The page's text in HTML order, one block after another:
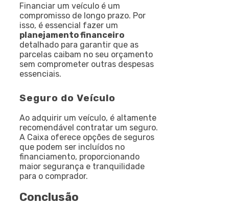
Financiar um veículo é um
compromisso de longo prazo. Por
isso, é essencial fazer um
planejamento financeiro
detalhado para garantir que as
parcelas caibam no seu orçamento
sem comprometer outras despesas
essenciais.
Seguro do Veículo
Ao adquirir um veículo, é altamente
recomendável contratar um seguro.
A Caixa oferece opções de seguros
que podem ser incluídos no
financiamento, proporcionando
maior segurança e tranquilidade
para o comprador.
Conclusão